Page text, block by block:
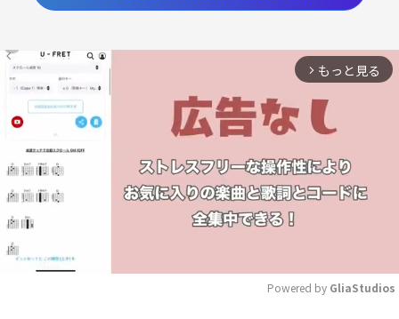
arrow_forward_ios もっと見る
Powered by GliaStudios